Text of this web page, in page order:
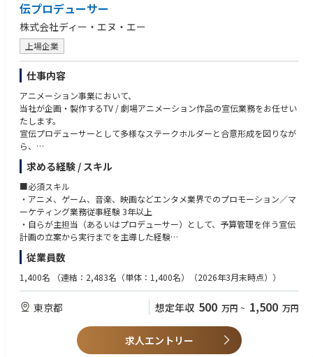
テックブログ https://engineering.cocone.io/
⇑是非エンセイピアのエンジニアのカルチャーを感じて頂けると幸いで
す。
【開発実績】
『ポケコロ』https://www.pokecolo.jp/
『ポケコロツイン』https://pokecolotwin.jp/
『リヴリーアイランド』https://www.livly.com/ja/
※上記全てGooglePlayベストオブ受賞タイトル
『ポケユニ（ポケコロユニバース）』https://pokecolo-universe.com/
『LIVING with LIVLIES：もしもの世界』https://lwlivlies.livly.com/
【技術向上、教育体制】
・技術勉強会
・各種研修（リーダークラスによるスキル共有 など）
・AIハッカソン
・LT大会
・Technical Challenge Award
・Town Hall Meeting
・ゲームジャム
・エンジニア組織 全体会議
・エンジニア社内報（Monthly Letter） 等
・前例のない挑戦を楽しみ、自ら道を切り拓けるパイオニア精神を持つ方
・技術の力で事業をドライブすることに情熱を注げる方
伝プロデューサー
株式会社ディー・エヌ・エー
上場企業
仕事内容
アニメーション事業において、
当社が企画・製作するTV / 劇場アニメーション作品の宣伝業務をお任せい
たします。
宣伝プロデューサーとして多様なステークホルダーと合意形成を図りなが
ら、
宣伝プランの策定から実行までを一気通貫で推進いただくポジションで
す。
▼職務内容詳細
・アニメ作品の宣伝・販促計画の策定（コンセプト設計、ターゲット選
定、ロードマップ構築）
・計画に則った各種施策の企画・推進
・オウンドメディア／SNSの設計・運用（代理店やチームメンバーのディ
レクション含む）
・主催／出展イベントの企画・運営
・TV/雑誌/WEBなど各種メディアとの折衝、広報業務
・宣伝予算（P/L管理含む）、チームの管理業務
※ご入社後は集英社DeNAプロジェクツへ出向いただく予定です
求める経験 / スキル
■必須スキル
・アニメ、ゲーム、音楽、映画などエンタメ業界でのプロモーション／マ
ーケティング業務従事経験 3年以上
・自らが主担当（あるいはプロデューサー）として、予算管理を伴う宣伝
計画の立案から実行までを主導した経験
・製作委員会や版権元など、複雑なステークホルダーとの折衝・調整業務
の実務経験
・アニメ業界での宣伝プロデューサー、または宣伝デスクとしての実務経
験
・チームのマネジメントや、後輩の育成・ディレクション経験
・CD/BD/DVD/グッズ等のパッケージ、または配信特化の宣伝・販促経験
・各種デザインソフト（Adobe Photoshop, Illustrator）や、動画編集ソ
従業員数
1,400名 （連結：2,483名（単体：1,400名）（2026年3月末時点））
東京都 想定年収 500 万円 ~ 1,500 万円
求人エントリー